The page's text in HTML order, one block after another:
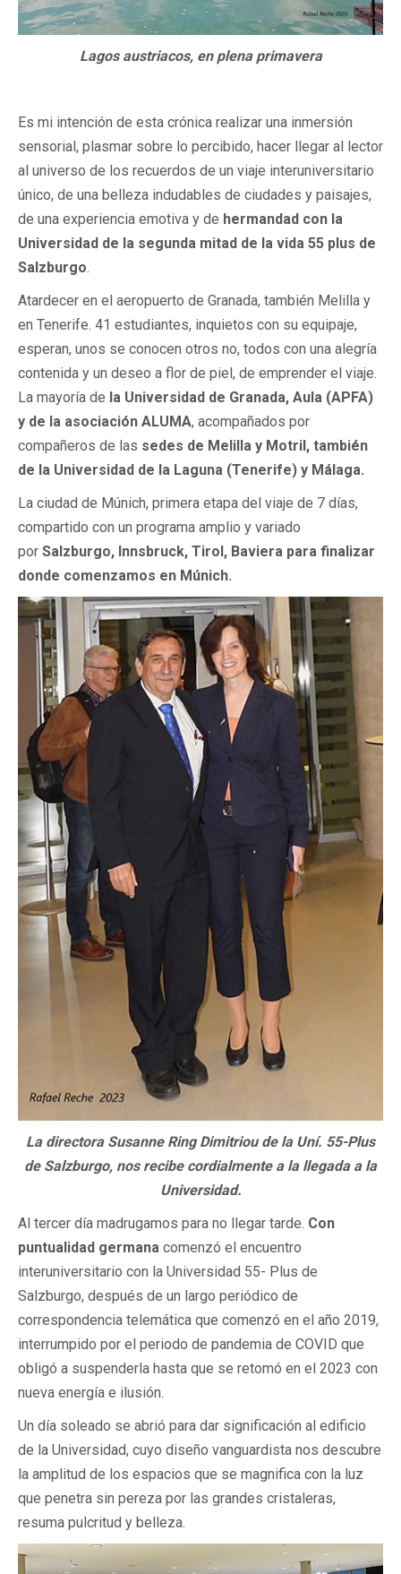
Lagos austriacos, en plena primavera
Es mi intención de esta crónica realizar una inmersión
sensorial, plasmar sobre lo percibido, hacer llegar al lector
al universo de los recuerdos de un viaje interuniversitario
único, de una belleza indudables de ciudades y paisajes,
de una experiencia emotiva y de hermandad con la
Universidad de la segunda mitad de la vida 55 plus de
Salzburgo.
Atardecer en el aeropuerto de Granada, también Melilla y
en Tenerife. 41 estudiantes, inquietos con su equipaje,
esperan, unos se conocen otros no, todos con una alegría
contenida y un deseo a flor de piel, de emprender el viaje.
La mayoría de la Universidad de Granada, Aula (APFA)
y de la asociación ALUMA, acompañados por
compañeros de las sedes de Melilla y Motril, también
de la Universidad de la Laguna (Tenerife) y Málaga.
La ciudad de Múnich, primera etapa del viaje de 7 días,
compartido con un programa amplio y variado
por Salzburgo, Innsbruck, Tirol, Baviera para finalizar
donde comenzamos en Múnich.
La directora Susanne Ring Dimitriou de la Uní. 55-Plus
de Salzburgo, nos recibe cordialmente a la llegada a la
Universidad.
Al tercer día madrugamos para no llegar tarde. Con
puntualidad germana comenzó el encuentro
interuniversitario con la Universidad 55- Plus de
Salzburgo, después de un largo periódico de
correspondencia telemática que comenzó en el año 2019,
interrumpido por el periodo de pandemia de COVID que
obligó a suspenderla hasta que se retomó en el 2023 con
nueva energía e ilusión.
Un día soleado se abrió para dar significación al edificio
de la Universidad, cuyo diseño vanguardista nos descubre
la amplitud de los espacios que se magnifica con la luz
que penetra sin pereza por las grandes cristaleras,
resuma pulcritud y belleza.